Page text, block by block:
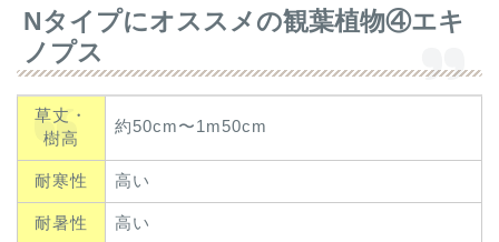
Nタイプにオススメの観葉植物④エキ
ノプス
草丈・
樹高
約50cm〜1m50cm
耐寒性 高い
耐暑性 高い